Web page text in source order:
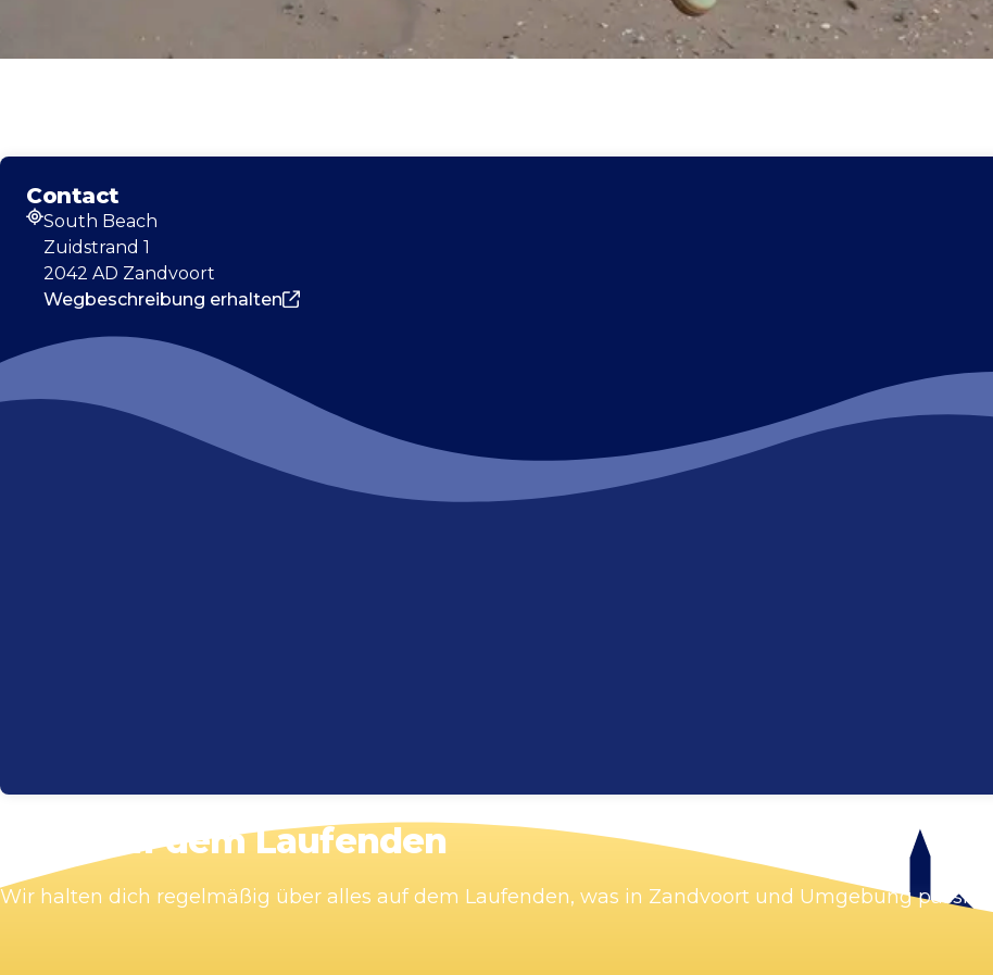
Contact
Adresse
South Beach
Zuidstrand 1
2042 AD Zandvoort
Wegbeschreibung erhalten
Karte vergrößern
Bleib auf dem Laufenden
Wir halten dich regelmäßig über alles auf dem Laufenden, was in Zandvoort und Umgebung passiert.